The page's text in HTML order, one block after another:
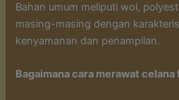
Bahan umum meliputi wol,
masing-masing dengan
kenyamanan dan penampilan.
Bagaimana cara merawat